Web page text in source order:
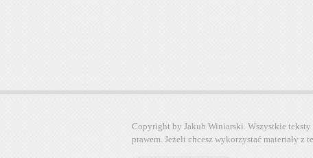
Copyright by Jakub Winiarski. Wszystkie teksty
prawem. Jeżeli chcesz wykorzystać materiały